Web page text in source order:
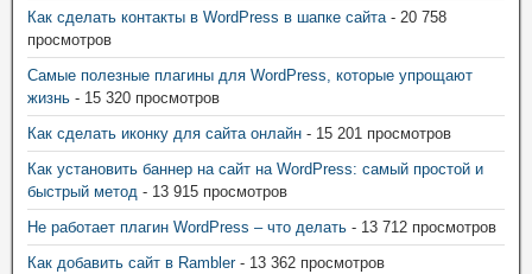
Как сделать контакты в WordPress в шапке сайта- 20 758
просмотров
Самые полезные плагины для WordPress, которые упрощают
жизнь - 15 320 просмотров
Как сделать иконку для сайта онлайн - 15 201 просмотров
Как установить баннер на сайт на WordPress: самый простой и
быстрый метод - 13 915 просмотров
Не работает плагин WordPress – что делать - 13 712 просмотров
Как добавить сайт в Rambler- 13 362 просмотров